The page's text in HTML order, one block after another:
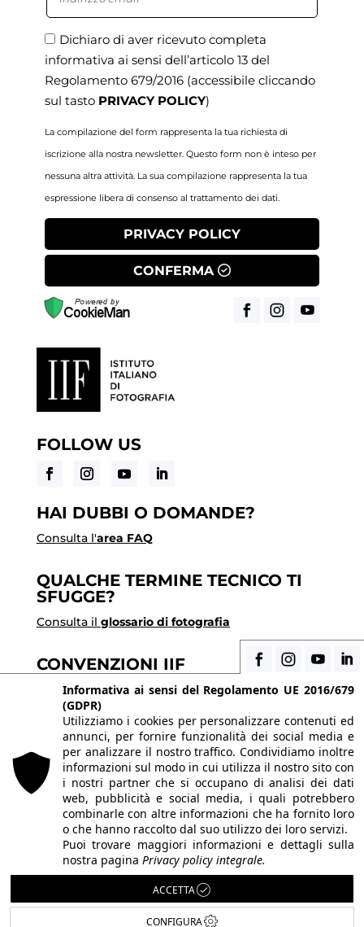
Dichiaro di aver ricevuto completa
informativa ai sensi dell’articolo 13 del
Regolamento 679/2016 (accessibile cliccando
sul tasto PRIVACY POLICY)
La compilazione del form rappresenta la tua richiesta di
iscrizione alla nostra newsletter. Questo form non è inteso per
nessuna altra attività. La sua compilazione rappresenta la tua
espressione libera di consenso al trattamento dei dati.
PRIVACY POLICY
CONFERMA
FOLLOW US
HAI DUBBI O DOMANDE?
Consulta l'area FAQ
QUALCHE TERMINE TECNICO TI
SFUGGE?
Consulta il glossario di fotografia
CONVENZIONI IIF
Scopri i vantaggi di essere uno studente di IIF
© 2026 Istituto Italiano di Fotografia® srl, Via
Enrico Caviglia 3, 20139 Milano | Tel 02/58107623 -
02/58107139
P.IVA IT10863240155 | PECiifmilano@pec.it| REA
MI-1415688 | Capitale sociale € 10.400,00 I.V.
Le immagini del sito sono utilizzate su licenza dei
rispettivi autori. Powered byShareNow!.
Informativa ai sensi del Regolamento UE 2016/679
(GDPR)
Utilizziamo i cookies per personalizzare contenuti ed
annunci, per fornire funzionalità dei social media e
per analizzare il nostro traffico. Condividiamo inoltre
informazioni sul modo in cui utilizza il nostro sito con
i nostri partner che si occupano di analisi dei dati
web, pubblicità e social media, i quali potrebbero
combinarle con altre informazioni che ha fornito loro
o che hanno raccolto dal suo utilizzo dei loro servizi.
Puoi trovare maggiori informazioni e dettagli sulla
nostra pagina Privacy policy integrale.
ACCETTA
CONFIGURA